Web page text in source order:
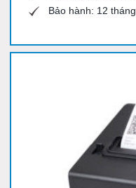
Bảo hành: 12 tháng